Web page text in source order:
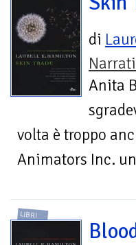
di
Anita
volta è troppo
Animators Inc.
LIBRI